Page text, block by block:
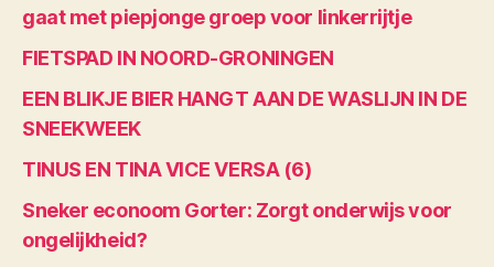
gaat met piepjonge groep voor linkerrijtje
FIETSPAD IN NOORD-GRONINGEN
EEN BLIKJE BIER HANGT AAN DE WASLIJN IN DE
SNEEKWEEK
TINUS EN TINA VICE VERSA (6)
Sneker econoom Gorter: Zorgt onderwijs voor
ongelijkheid?